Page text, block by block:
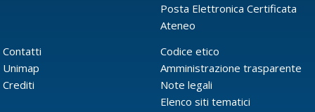
Posta Elettronica Certificata
Ateneo
Contatti
Unimap
Crediti
Codice etico
Amministrazione trasparente
Note legali
Elenco siti tematici